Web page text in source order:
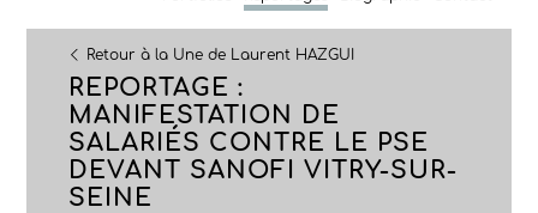
Retour à la Une de Laurent HAZGUI
REPORTAGE :
MANIFESTATION DE
SALARIÉS CONTRE LE PSE
DEVANT SANOFI VITRY-SUR-
SEINE